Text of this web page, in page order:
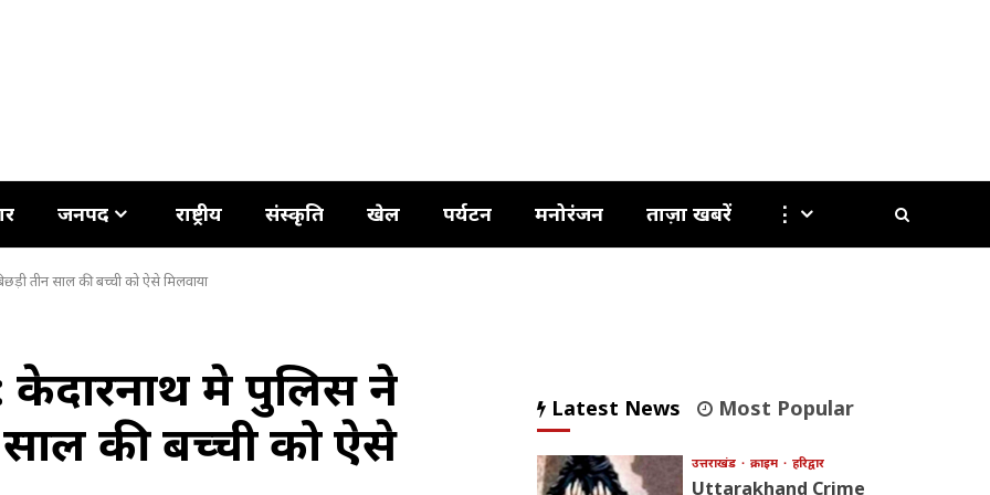
जनपद राष्ट्रीय संस्कृति खेल पर्यटन मनोरंजन ताज़ा खबरें ⋮
तीन साल की बच्ची को ऐसे मिलवाया
मे पुलिस ने
की बच्ची को ऐसे
Latest News Most Popular
उत्तराखंड क्राइम हरिद्वार
Uttarakhand Crime